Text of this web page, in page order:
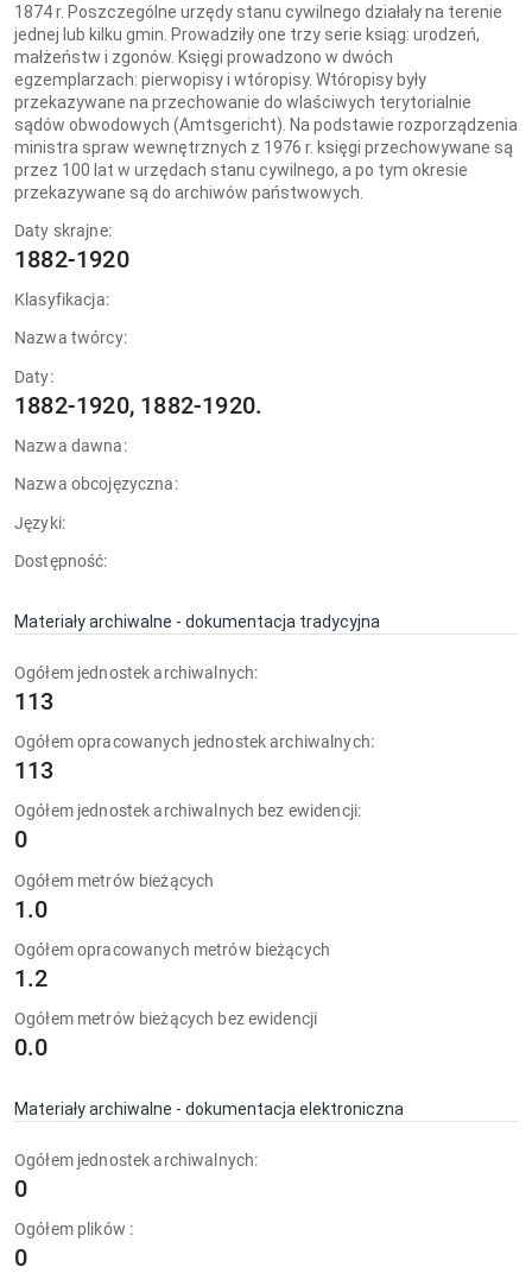
1874 r. Poszczególne urzędy stanu cywilnego działały na terenie
jednej lub kilku gmin. Prowadziły one trzy serie ksiąg: urodzeń,
małżeństw i zgonów. Księgi prowadzono w dwóch
egzemplarzach: pierwopisy i wtóropisy. Wtóropisy były
przekazywane na przechowanie do wlaściwych terytorialnie
sądów obwodowych (Amtsgericht). Na podstawie rozporządzenia
ministra spraw wewnętrznych z 1976 r. księgi przechowywane są
przez 100 lat w urzędach stanu cywilnego, a po tym okresie
przekazywane są do archiwów państwowych.
Daty skrajne:
1882-1920
Klasyfikacja:
Nazwa twórcy:
Daty:
1882-1920, 1882-1920.
Nazwa dawna:
Nazwa obcojęzyczna:
Języki:
Dostępność:
Materiały archiwalne - dokumentacja tradycyjna
Ogółem jednostek archiwalnych:
113
Ogółem opracowanych jednostek archiwalnych:
113
Ogółem jednostek archiwalnych bez ewidencji:
0
Ogółem metrów bieżących
1.0
Ogółem opracowanych metrów bieżących
1.2
Ogółem metrów bieżących bez ewidencji
0.0
Materiały archiwalne - dokumentacja elektroniczna
Ogółem jednostek archiwalnych:
0
Ogółem plików :
0